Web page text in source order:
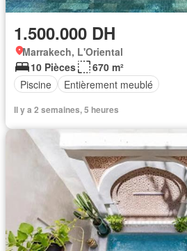
1.500.000 DH
Marrakech, L'Oriental
10 Pièces
670 m²
Piscine
Entièrement meublé
Il y a 2 semaines, 5 heures